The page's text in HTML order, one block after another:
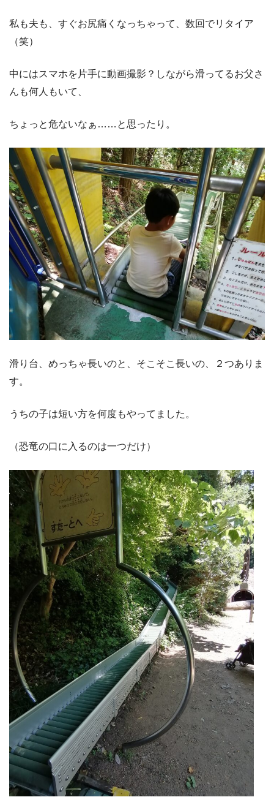
私も夫も、すぐお尻痛くなっちゃって、数回でリタイア
（笑）
中にはスマホを片手に動画撮影？しながら滑ってるお父さ
んも何人もいて、
ちょっと危ないなぁ……と思ったり。
滑り台、めっちゃ長いのと、そこそこ長いの、２つありま
す。
うちの子は短い方を何度もやってました。
（恐竜の口に入るのは一つだけ）